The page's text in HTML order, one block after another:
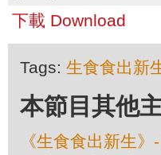
下載 Download
Tags: 生食食出新
本節目其他
《生食食出新生